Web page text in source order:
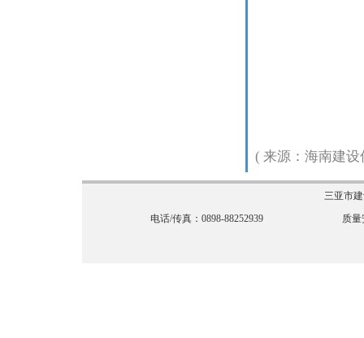
( 来源：海南建设
三亚市
电话/传真：0898-88252939
质量